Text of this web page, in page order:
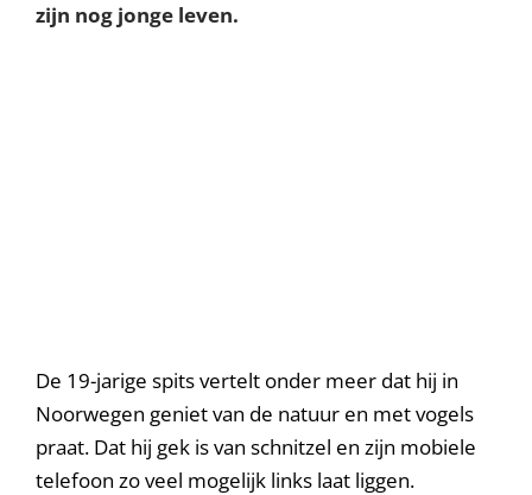
Achtergrond
zijn nog jonge leven.
De 19-jarige spits vertelt onder meer dat hij in
Noorwegen geniet van de natuur en met vogels
praat. Dat hij gek is van schnitzel en zijn mobiele
telefoon zo veel mogelijk links laat liggen.